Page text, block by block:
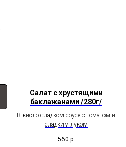
Салат с хрустящими
баклажанами /280г/
В кисло-сладком соусе с томатом и
сладким луком
560 р.